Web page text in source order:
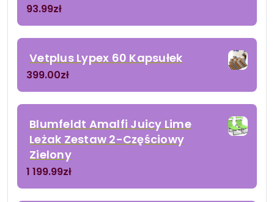
93.99zł
Vetplus Lypex 60 Kapsułek
399.00zł
Blumfeldt Amalfi Juicy Lime
Leżak Zestaw 2-Częściowy
Zielony
1 199.99zł